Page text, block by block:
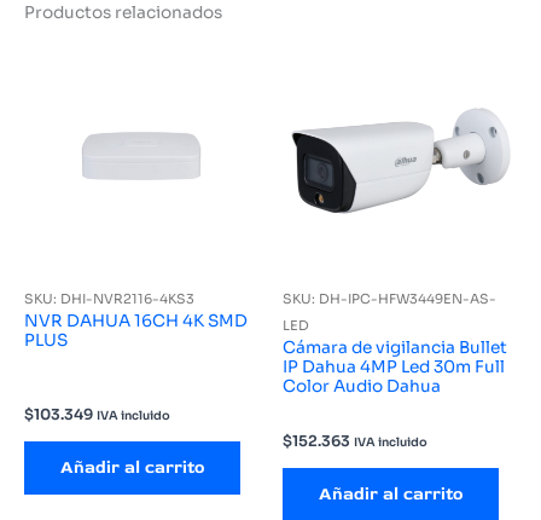
Productos relacionados
SKU: DHI-NVR2116-4KS3
NVR DAHUA 16CH 4K SMD
PLUS
$103.349 IVA incluido
Añadir al carrito
SKU: DH-IPC-HFW3449EN-AS-
LED
Cámara de vigilancia Bullet
IP Dahua 4MP Led 30m Full
Color Audio Dahua
$152.363 IVA incluido
Añadir al carrito